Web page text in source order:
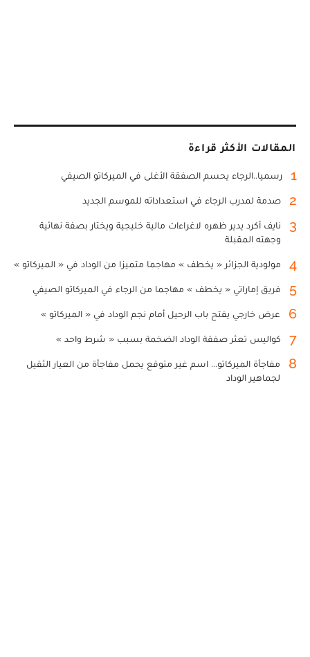
المقالات الأكثر قراءة
1 رسميا..الرجاء يحسم الصفقة الأغلى في الميركاتو الصيفي
2 صدمة لمدرب الرجاء في استعداداته للموسم الجديد
3
نايف أكرد يدير ظهره لاغراءات مالية خليجية ويختار بصفة نهائية
وجهته المقبلة
4 مولودية الجزائر « يخطف » مهاجما متميزا من الوداد في « الميركاتو »
5 فريق إماراتي « يخطف » مهاجما من الرجاء في الميركاتو الصيفي
6 عرض خارجي يفتح باب الرحيل أمام نجم الوداد في « الميركاتو »
7 كواليس تعثر صفقة الوداد الضخمة بسبب « شرط واحد »
8
مفاجأة الميركاتو... اسم غير متوقع يحمل مفاجأة من العيار الثقيل
لجماهير الوداد